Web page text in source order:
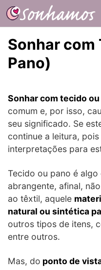
Skip
to
content
Sonhar com
Pano)
Sonhar com tecido ou
comum e, por isso,
seu significado. Se
continue a leitura,
interpretações para
Tecido ou pano é
abrangente, afinal,
ao têxtil, aquele
natural ou sintética
outros tipos de itens,
entre outros.
Mas, do ponto de